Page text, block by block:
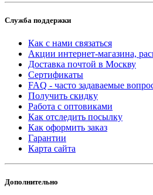
Служба поддержки
Как с нами связаться
Акции интернет-магазина,
Доставка почтой в Москву
Сертификаты
FAQ - часто задаваемые
Получить скидку
Работа с оптовиками
Как отследить посылку
Как оформить заказ
Гарантии
Карта сайта
Дополнительно